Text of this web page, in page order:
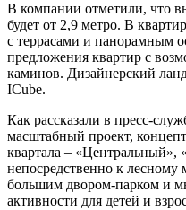
В компании отметили, что
будет от 2,9 метро. В
с террасами и панорамным
предложения квартир с
каминов. Дизайнерский
ICube.
Как рассказали в пресс-
масштабный проект,
квартала –
непосредственно к
большим двором-парком и
активности для детей и